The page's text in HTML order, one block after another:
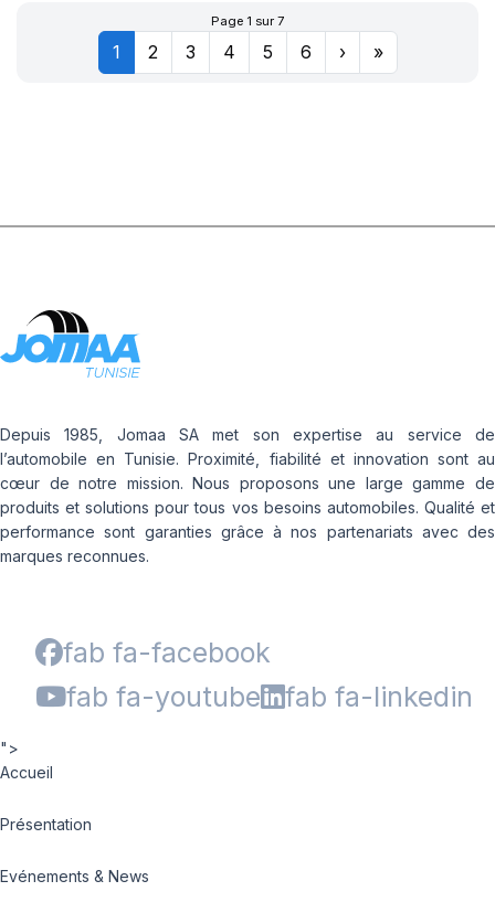
Page 1 sur 7
1 2 3 4 5 6 › »
Depuis 1985, Jomaa SA met son expertise au service de
l’automobile en Tunisie. Proximité, fiabilité et innovation sont au
cœur de notre mission. Nous proposons une large gamme de
produits et solutions pour tous vos besoins automobiles. Qualité et
performance sont garanties grâce à nos partenariats avec des
marques reconnues.
fab fa-facebook
fab fa-youtube
fab fa-linkedin
">
Accueil
Présentation
Evénements & News